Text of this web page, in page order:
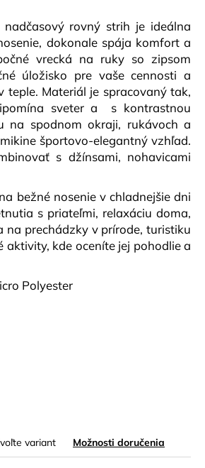
rovný strih je ideálna
dokonale spája komfort a
vrecká na ruky so zipsom
úložisko pre vaše cennosti a
teple. Materiál je spracovaný tak,
sveter a s kontrastnou
na spodnom okraji, rukávoch a
športovo-elegantný vzhľad.
s džínsami, nohavicami
bežné nosenie v chladnejšie dni
s priateľmi, relaxáciu doma,
na prechádzky v prírode, turistiku
aktivity, kde oceníte jej pohodlie a
Polyester
variant Možnosti doručenia